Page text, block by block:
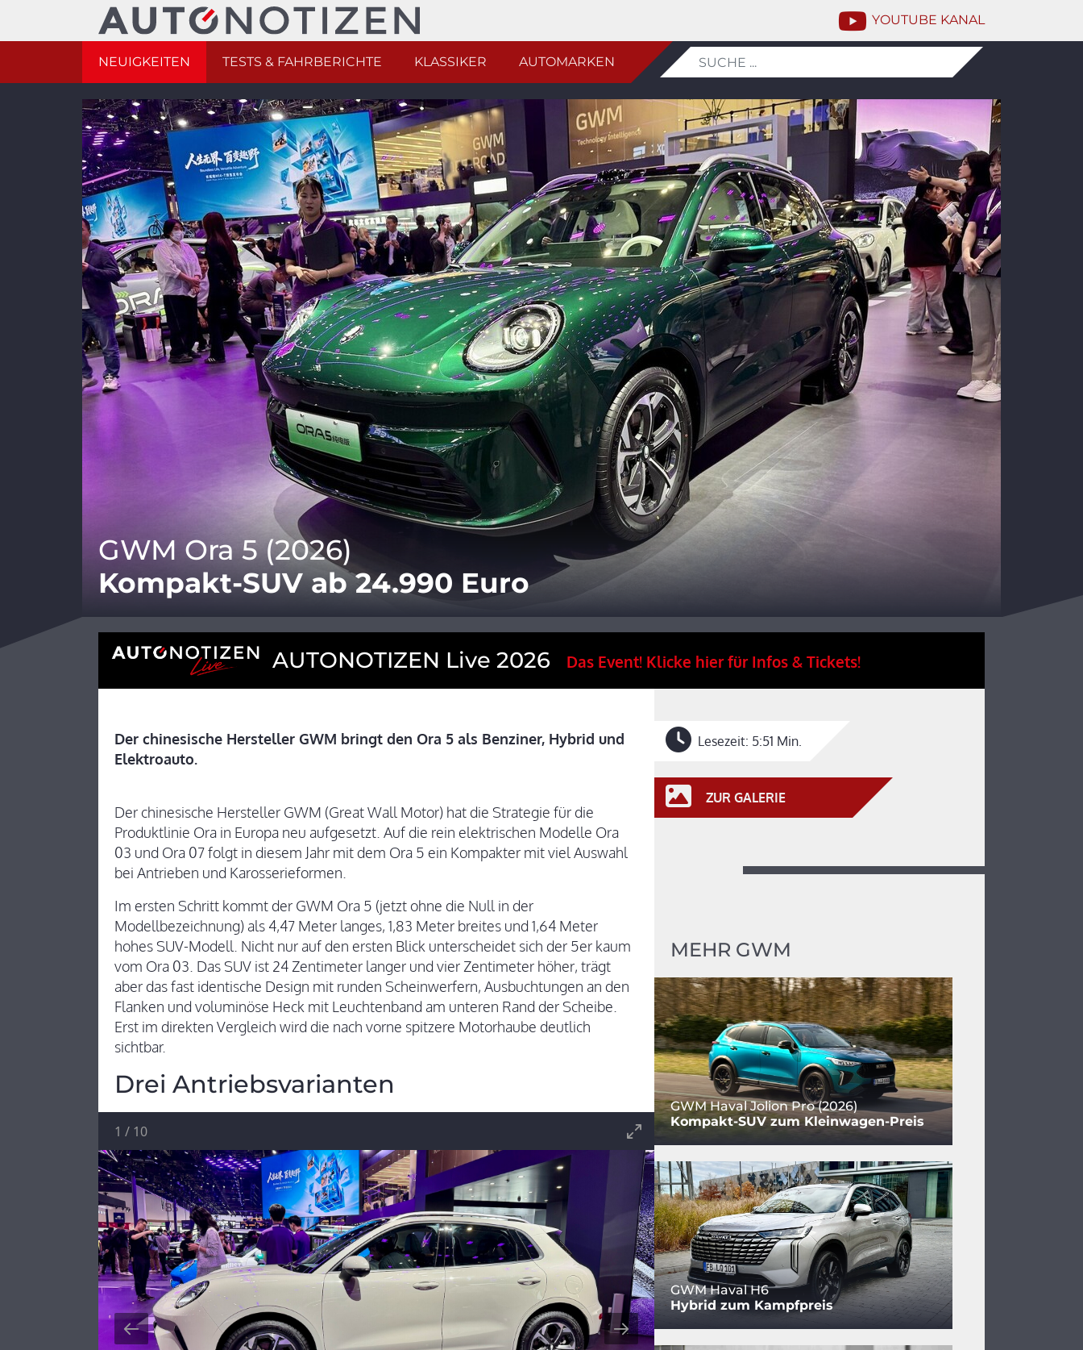
YOUTUBE KANAL
NEUIGKEITEN TESTS & FAHRBERICHTE KLASSIKER AUTOMARKEN
GWM Ora 5 (2026)
Kompakt-SUV ab 24.990 Euro
AUTONOTIZEN Live 2026 Das Event! Klicke hier für Infos & Tickets!
Der chinesische Hersteller GWM bringt den Ora 5 als Benziner, Hybrid und
Elektroauto.
Der chinesische Hersteller GWM (Great Wall Motor) hat die Strategie für die
Produktlinie Ora in Europa neu aufgesetzt. Auf die rein elektrischen Modelle Ora
03 und Ora 07 folgt in diesem Jahr mit dem Ora 5 ein Kompakter mit viel Auswahl
bei Antrieben und Karosserieformen.
Im ersten Schritt kommt der GWM Ora 5 (jetzt ohne die Null in der
Modellbezeichnung) als 4,47 Meter langes, 1,83 Meter breites und 1,64 Meter
hohes SUV-Modell. Nicht nur auf den ersten Blick unterscheidet sich der 5er kaum
vom Ora 03. Das SUV ist 24 Zentimeter langer und vier Zentimeter höher, trägt
aber das fast identische Design mit runden Scheinwerfern, Ausbuchtungen an den
Flanken und voluminöse Heck mit Leuchtenband am unteren Rand der Scheibe.
Erst im direkten Vergleich wird die nach vorne spitzere Motorhaube deutlich
sichtbar.
Drei Antriebsvarianten
1 / 10
Lesezeit: 5:51 Min.
ZUR GALERIE
MEHR GWM
GWM Haval Jolion Pro (2026)
Kompakt-SUV zum Kleinwagen-Preis
GWM Haval H6
Hybrid zum Kampfpreis